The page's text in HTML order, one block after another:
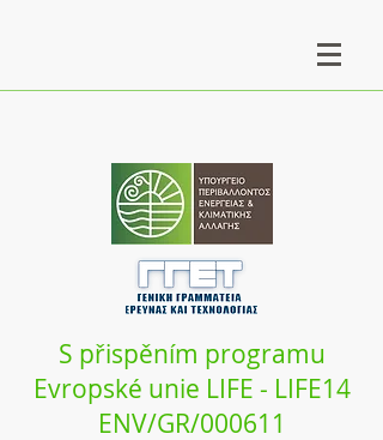
S přispěním programu
Evropské unie LIFE - LIFE14
ENV/GR/000611